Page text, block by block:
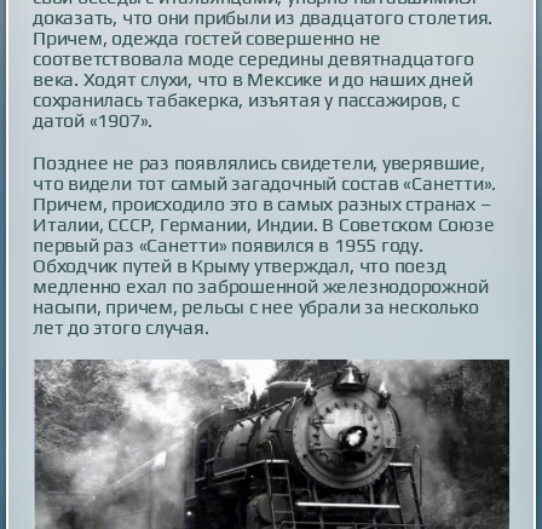
доказать, что они прибыли из двадцатого столетия.
Причем, одежда гостей совершенно не
соответствовала моде середины девятнадцатого
века. Ходят слухи, что в Мексике и до наших дней
сохранилась табакерка, изъятая у пассажиров, с
датой «1907».
Позднее не раз появлялись свидетели, уверявшие,
что видели тот самый загадочный состав «Санетти».
Причем, происходило это в самых разных странах –
Италии, СССР, Германии, Индии. В Советском Союзе
первый раз «Санетти» появился в 1955 году.
Обходчик путей в Крыму утверждал, что поезд
медленно ехал по заброшенной железнодорожной
насыпи, причем, рельсы с нее убрали за несколько
лет до этого случая.